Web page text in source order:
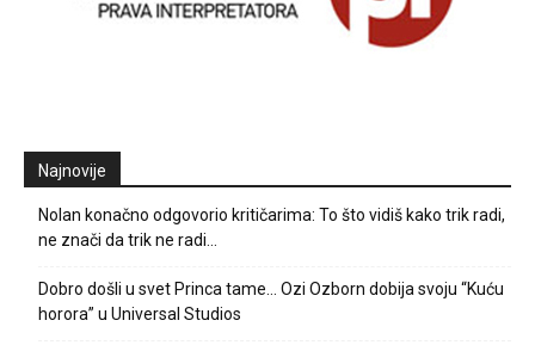
Najnovije
Nolan konačno odgovorio kritičarima: To što vidiš kako trik radi,
ne znači da trik ne radi…
Dobro došli u svet Princa tame… Ozi Ozborn dobija svoju “Kuću
horora” u Universal Studios